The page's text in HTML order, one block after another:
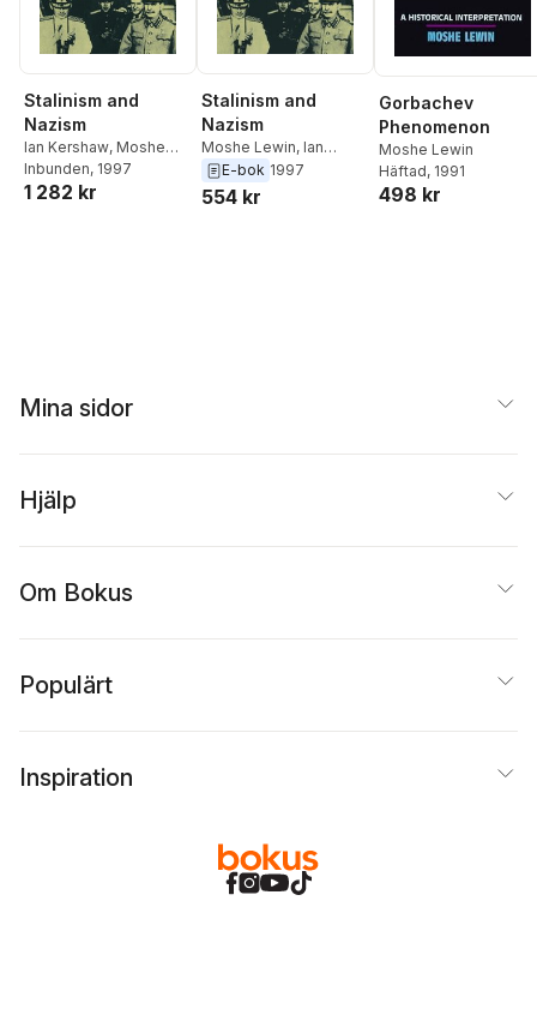
Stalinism and
Nazism
Ian Kershaw, Moshe
Lewin
Inbunden, 1997
1 282 kr
Stalinism and
Nazism
Moshe Lewin, Ian
Kershaw
E-bok 1997
554 kr
Gorbachev
Phenomenon
Moshe Lewin
Häftad, 1991
498 kr
Mina sidor
Hjälp
Om Bokus
Populärt
Inspiration